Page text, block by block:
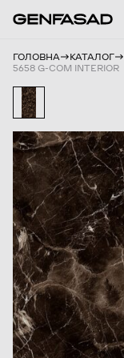
ГОЛОВНА КАТАЛОГ
5658 G-COM INTERIOR